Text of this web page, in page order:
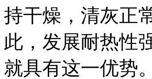
持干燥，清灰正
此，发展耐热性
就具有这一优势